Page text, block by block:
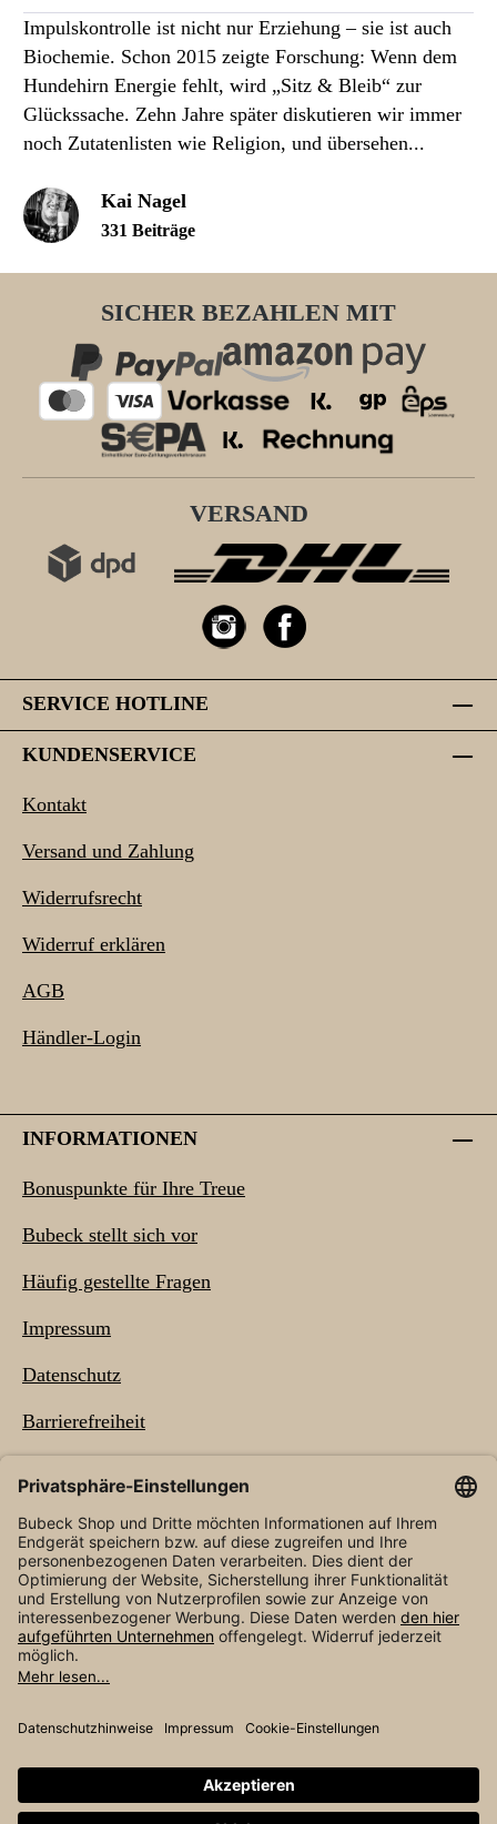
Impulskontrolle ist nicht nur Erziehung – sie ist auch
Biochemie. Schon 2015 zeigte Forschung: Wenn dem
Hundehirn Energie fehlt, wird „Sitz & Bleib“ zur
Glückssache. Zehn Jahre später diskutieren wir immer
noch Zutatenlisten wie Religion, und übersehen...
Kai Nagel
331 Beiträge
SICHER BEZAHLEN MIT
VERSAND
SERVICE HOTLINE
KUNDENSERVICE
Kontakt
Versand und Zahlung
Widerrufsrecht
Widerruf erklären
AGB
Händler-Login
INFORMATIONEN
Bonuspunkte für Ihre Treue
Bubeck stellt sich vor
Häufig gestellte Fragen
Impressum
Datenschutz
Barrierefreiheit
NEWSLETTER
und ggf. Nachnahmegebühren, wenn
nicht anders angegeben.